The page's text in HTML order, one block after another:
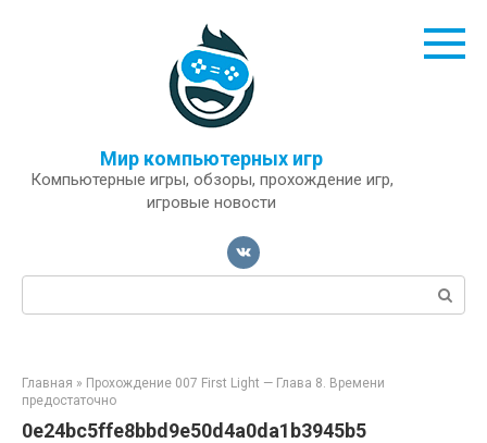
Мир компьютерных игр
Компьютерные игры, обзоры, прохождение игр,
игровые новости
Поиск:
Главная » Прохождение 007 First Light — Глава 8. Времени
предостаточно
0e24bc5ffe8bbd9e50d4a0da1b3945b5